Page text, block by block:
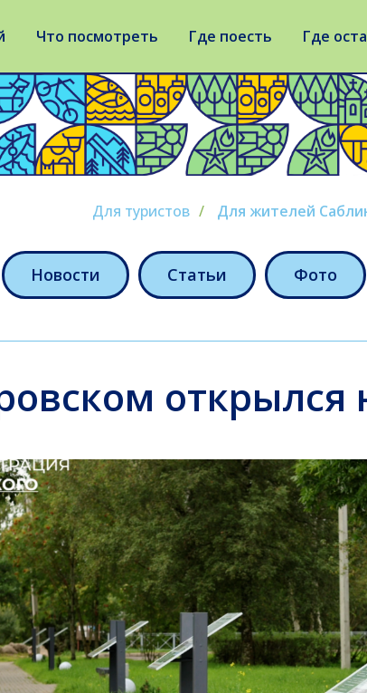
Что посмотреть Где поесть Где
Для туристов / Для жителей
Новости Статьи Фото
открылся